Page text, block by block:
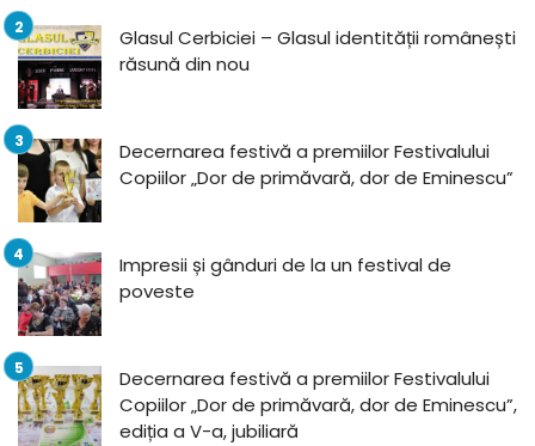
Glasul Cerbiciei – Glasul identității românești
răsună din nou
Decernarea festivă a premiilor Festivalului
Copiilor „Dor de primăvară, dor de Eminescu”
Impresii și gânduri de la un festival de
poveste
Decernarea festivă a premiilor Festivalului
Copiilor „Dor de primăvară, dor de Eminescu”,
ediția a V-a, jubiliară